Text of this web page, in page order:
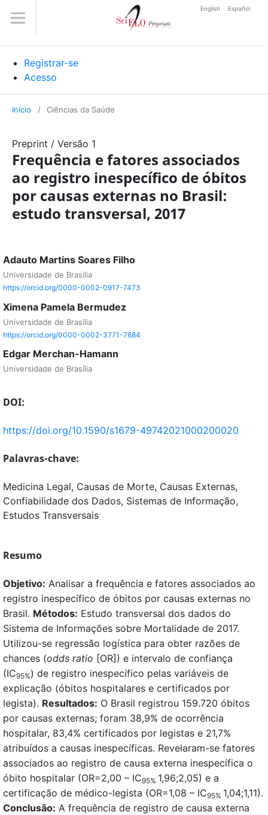
Registrar-se
Acesso
English Español
Início / Ciências da Saúde
Preprint / Versão 1
Frequência e fatores associados
ao registro inespecífico de óbitos
por causas externas no Brasil:
estudo transversal, 2017
Adauto Martins Soares Filho
Universidade de Brasília
https://orcid.org/0000-0002-0917-7473
Ximena Pamela Bermudez
Universidade de Brasília
https://orcid.org/0000-0002-3771-7684
Edgar Merchan-Hamann
Universidade de Brasília
DOI:
https://doi.org/10.1590/s1679-49742021000200020
Palavras-chave:
Medicina Legal, Causas de Morte, Causas Externas,
Confiabilidade dos Dados, Sistemas de Informação,
Estudos Transversais
Resumo
Objetivo: Analisar a frequência e fatores associados ao
registro inespecífico de óbitos por causas externas no
Brasil. Métodos: Estudo transversal dos dados do
Sistema de Informações sobre Mortalidade de 2017.
Utilizou-se regressão logística para obter razões de
chances (odds ratio [OR]) e intervalo de confiança
(IC95%) de registro inespecífico pelas variáveis de
explicação (óbitos hospitalares e certificados por
legista). Resultados: O Brasil registrou 159.720 óbitos
por causas externas; foram 38,9% de ocorrência
hospitalar, 83,4% certificados por legistas e 21,7%
atribuídos a causas inespecíficas. Revelaram-se fatores
associados ao registro de causa externa inespecífica o
óbito hospitalar (OR=2,00 – IC95% 1,96;2,05) e a
certificação de médico-legista (OR=1,08 – IC95% 1,04;1,11).
Conclusão: A frequência de registro de causa externa